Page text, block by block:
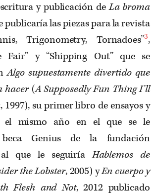
y publicación deLa broma
publicaría las piezas para la revista
Trigonometry, Tornadoes”3,
Fair” y “Shipping Out” que se
Algo supuestamente divertido que
hacer(A Supposedly Fun Thing I’ll
, 1997), su primer libro de ensayos y
el mismo año en el que se le
Genius de la fundación
que le seguiríaHablemos de
the Lobster, 2005) yEn cuerpo y
Flesh and Not, 2012 publicado